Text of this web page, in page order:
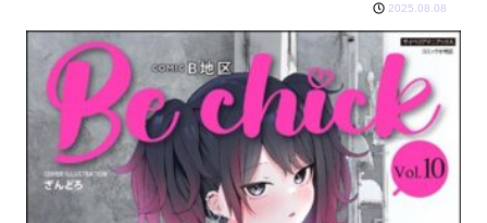
2025.08.08